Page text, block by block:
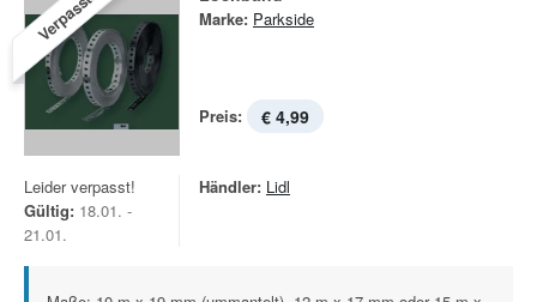
Verpasst! Marke: Parkside
Preis: € 4,99
Leider verpasst!
Gültig: 18.01. -
21.01.
Händler: Lidl